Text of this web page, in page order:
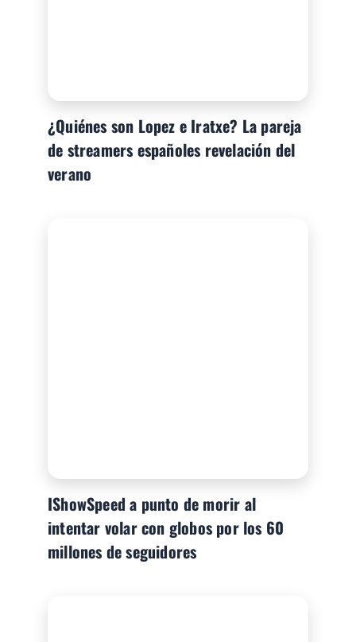
¿Quiénes son Lopez e Iratxe? La pareja
de streamers españoles revelación del
verano
IShowSpeed a punto de morir al
intentar volar con globos por los 60
millones de seguidores